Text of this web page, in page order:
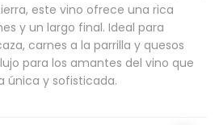
este vino ofrece una rica
y un largo final. Ideal para
carnes a la parrilla y quesos
para los amantes del vino que
única y sofisticada.